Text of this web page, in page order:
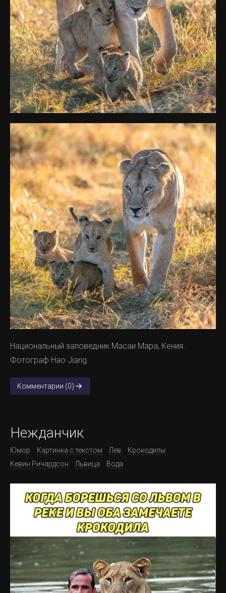
Национальный заповедник Масаи Мара, Кения.
Фотограф Hao Jiang.
Комментарии (0)
Нежданчик
Юмор Картинка с текстом Лев
Крокодилы
Кевин Ричардсон
Львица Вода